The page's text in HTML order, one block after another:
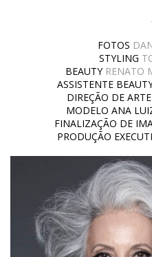
FOTOS
STYLING
BEAUTY RENATO
ASSISTENTE
DIREÇÃO DE ARTE
MODELO ANA
FINALIZAÇÃO DE
PRODUÇÃO